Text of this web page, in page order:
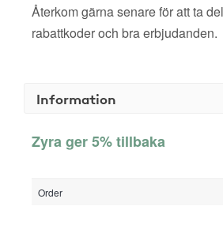
Återkom gärna senare för att ta
rabattkoder och bra erbjudanden.
Information
Zyra ger 5% tillbaka
Order